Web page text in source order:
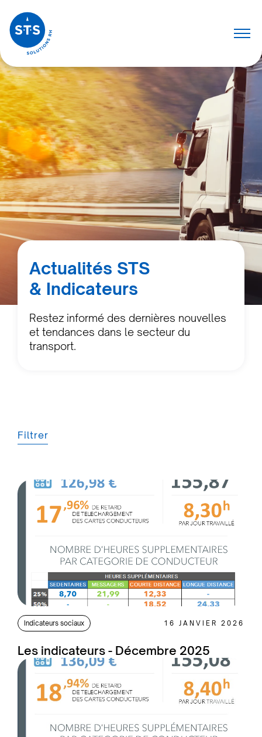
Actualités STS
& Indicateurs
Restez informé des dernières nouvelles
et tendances dans le secteur du
transport.
Filtrer
Indicateurs sociaux 16 JANVIER 2026
Les indicateurs - Décembre 2025